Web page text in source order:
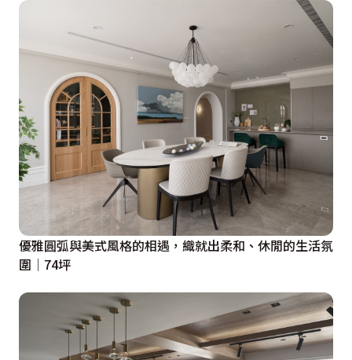
優雅圓弧與美式風格的相遇，織就出柔和、休閒的生活氛
圍│74坪